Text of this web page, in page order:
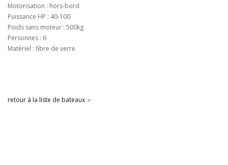
Motorisation : hors-bord
Puissance HP : 40-100
Poids sans moteur : 500kg
Personnes : 6
Matériel : fibre de verre
retour à la liste de bateaux